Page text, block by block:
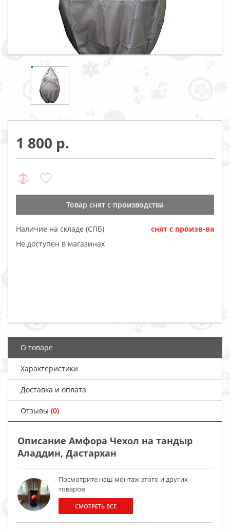
1 800
Товар cнят с производства
Наличие на складе (СПБ)
cнят с произв-ва
Не доступен в магазинах
О товаре
Характеристики
Доставка и оплата
Отзывы (0)
Описание Амфора Чехол на тандыр
Аладдин, Дастархан
Посмотрите наш монтаж этого и других
товаров
СМОТРЕТЬ ВСЕ